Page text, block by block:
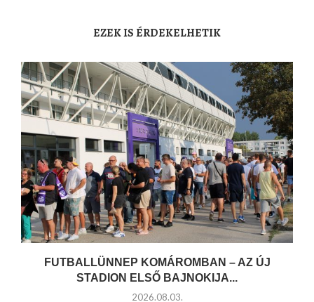
EZEK IS ÉRDEKELHETIK
FUTBALLÜNNEP KOMÁROMBAN – AZ ÚJ
STADION ELSŐ BAJNOKIJA...
2026.08.03.